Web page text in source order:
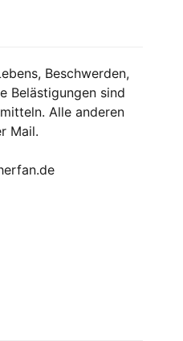
Beschwerden,
Belästigungen sind
Alle anderen
Mail.